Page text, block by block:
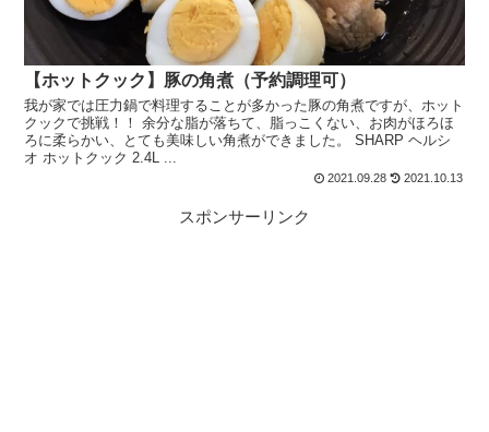
【ホットクック】豚の角煮（予約調理可）
我が家では圧力鍋で料理することが多かった豚の角煮ですが、ホット
クックで挑戦！！ 余分な脂が落ちて、脂っこくない、お肉がほろほ
ろに柔らかい、とても美味しい角煮ができました。 SHARP ヘルシ
オ ホットクック 2.4L ...
2021.09.28 2021.10.13
スポンサーリンク